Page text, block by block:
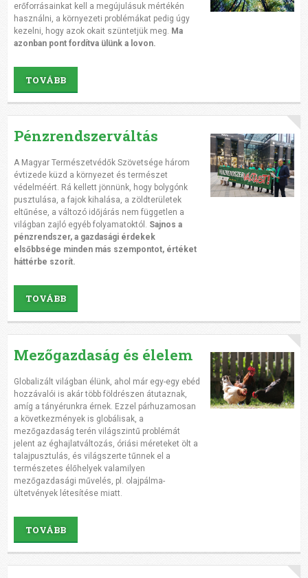
erőforrásainkat kell a megújulásuk mértékén
használni, a környezeti problémákat pedig úgy
kezelni, hogy azok okait szüntetjük meg. Ma
azonban pont fordítva ülünk a lovon.
TOVÁBB
Pénzrendszerváltás
A Magyar Természetvédők Szövetsége három
évtizede küzd a környezet és természet
védelméért. Rá kellett jönnünk, hogy bolygónk
pusztulása, a fajok kihalása, a zöldterületek
eltűnése, a változó időjárás nem független a
világban zajló egyéb folyamatoktól. Sajnos a
pénzrendszer, a gazdasági érdekek
elsőbbsége minden más szempontot, értéket
háttérbe szorít.
TOVÁBB
Mezőgazdaság és élelem
Globalizált világban élünk, ahol már egy-egy ebéd
hozzávalói is akár több földrészen átutaznak,
amíg a tányérunkra érnek. Ezzel párhuzamosan
a következmények is globálisak, a
mezőgazdaság terén világszintű problémát
jelent az éghajlatváltozás, óriási méreteket ölt a
talajpusztulás, és világszerte tűnnek el a
természetes élőhelyek valamilyen
mezőgazdasági művelés, pl. olajpálma-
ültetvények létesítése miatt.
TOVÁBB